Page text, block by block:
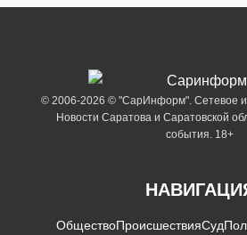
© 2006-2026 © "СарИнформ". Сетевое
Новости Саратова и Саратовской
события. 18+
ОбществоПроисшествияСуд